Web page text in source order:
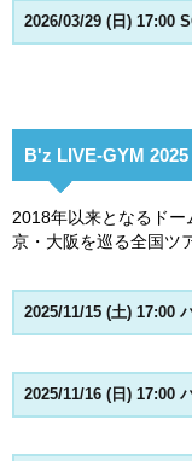
2026/03/29 (日) 17:00
B'z LIVE-GYM 2025
2018年以来となるド
京・大阪を巡る全国ツ
2025/11/15 (土) 17:00
2025/11/16 (日) 17:00